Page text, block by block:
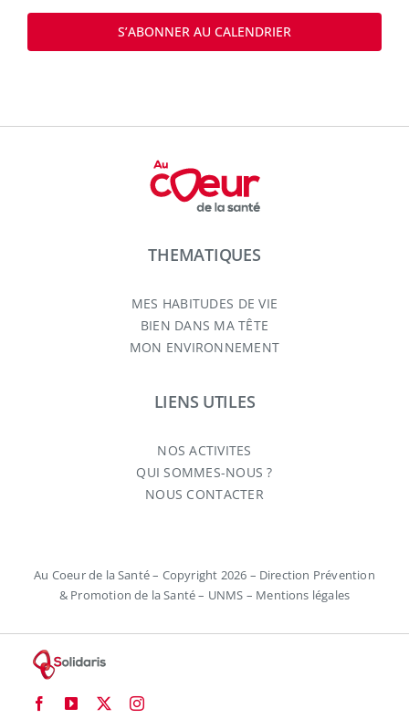
S’ABONNER AU CALENDRIER
THEMATIQUES
MES HABITUDES DE VIE
BIEN DANS MA TÊTE
MON ENVIRONNEMENT
LIENS UTILES
NOS ACTIVITES
QUI SOMMES-NOUS ?
NOUS CONTACTER
Au Coeur de la Santé – Copyright 2026 – Direction Prévention
& Promotion de la Santé – UNMS – Mentions légales